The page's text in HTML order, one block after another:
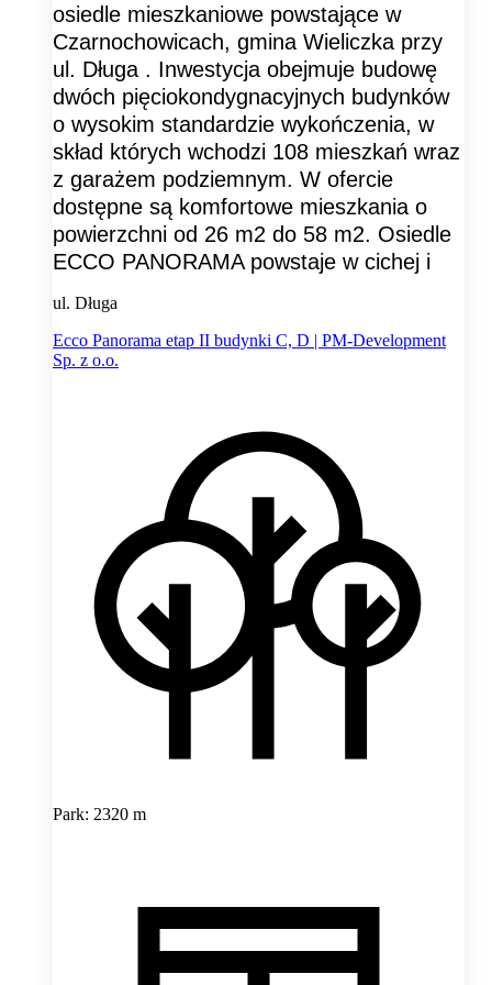
osiedle mieszkaniowe powstające w
Czarnochowicach, gmina Wieliczka przy
ul. Długa . Inwestycja obejmuje budowę
dwóch pięciokondygnacyjnych budynków
o wysokim standardzie wykończenia, w
skład których wchodzi 108 mieszkań wraz
z garażem podziemnym. W ofercie
dostępne są komfortowe mieszkania o
powierzchni od 26 m2 do 58 m2. Osiedle
ECCO PANORAMA powstaje w cichej i
ul. Długa
Ecco Panorama etap II budynki C, D | PM-Development
Sp. z o.o.
Park: 2320 m